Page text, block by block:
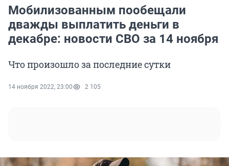
Мобилизованным пообещали
дважды выплатить деньги в
декабре: новости СВО за 14 ноября
Что произошло за последние сутки
14 ноября 2022, 23:00 2 105